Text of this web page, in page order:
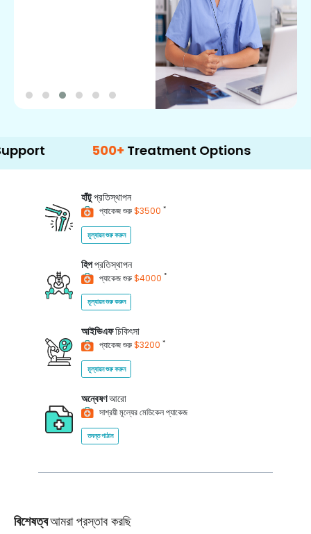
500+ Treatment Options
হাঁটুপ্রতিস্থাপন
প্যাকেজ শুরু$3500 *
মূল্যায়ন শুরু করুন
হিপপ্রতিস্থাপন
প্যাকেজ শুরু$4000 *
মূল্যায়ন শুরু করুন
আইভিএফচিকিৎসা
প্যাকেজ শুরু$3200 *
মূল্যায়ন শুরু করুন
অন্বেষণআরো
সাশ্রয়ী মূল্যের মেডিকেল প্যাকেজ
তদন্ত পাঠান
বিশেষত্বআমরা প্রস্তাব করছি